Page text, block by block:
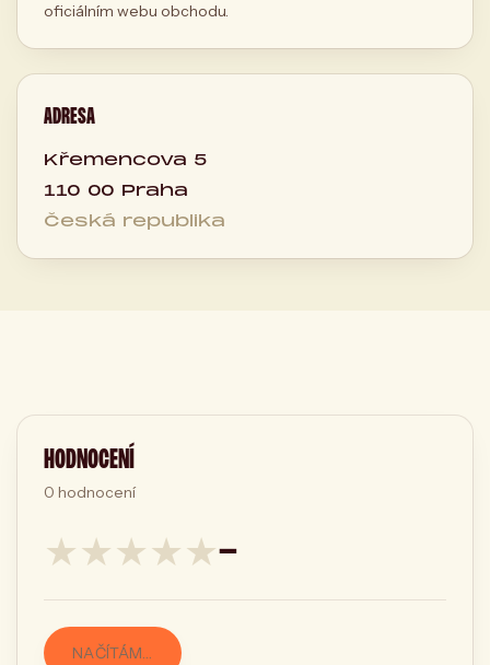
oficiálním webu obchodu.
ADRESA
Křemencova 5
110 00 Praha
Česká republika
HODNOCENÍ
0 hodnocení
★★★★★—
NAČÍTÁM…